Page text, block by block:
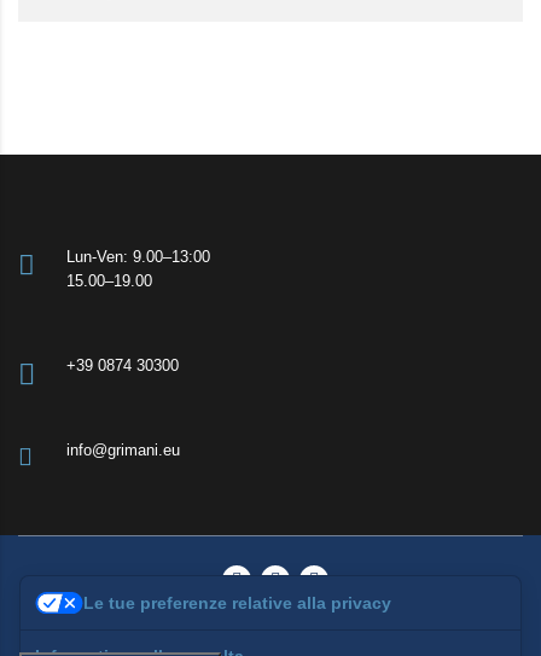
Lun-Ven: 9.00–13:00
15.00–19.00
+39 0874 30300
info@grimani.eu
Le tue preferenze relative alla privacy